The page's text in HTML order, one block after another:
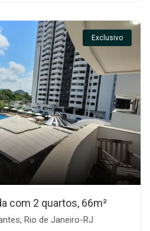
Exclusivo
com 2 quartos, 66m²
Rio de Janeiro-RJ